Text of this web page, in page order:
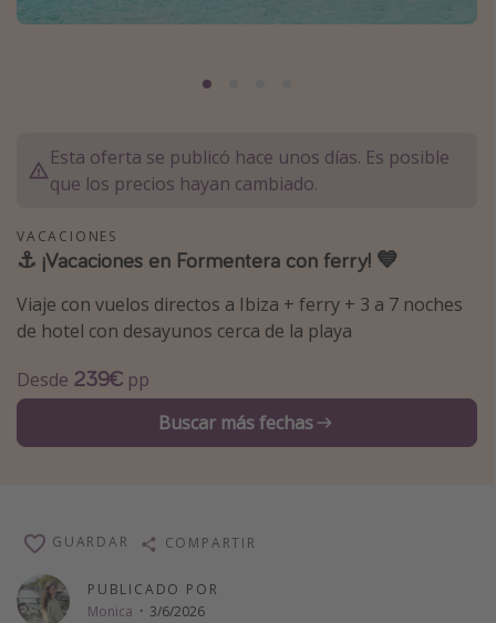
Marruecos
Maldivas
Inspiración para viajes
Camping
Viajes en tren
Viajar sola como mujer
Ofertas para Vacaciones Activas
Viajes para singles
Escapadas románticas
Esta oferta se publicó hace unos días. Es posible
que los precios hayan cambiado.
VACACIONES
⚓️ ¡Vacaciones en Formentera con ferry! 💙
Viaje con vuelos directos a Ibiza + ferry + 3 a 7 noches
de hotel con desayunos cerca de la playa
Desde 239€ pp
Buscar más fechas
PUBLICADO POR
Monica · 3/6/2026
GUARDAR COMPARTIR